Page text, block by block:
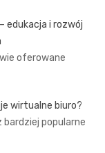
edukacja i rozwój
oferowane
wirtualne biuro?
bardziej popularne